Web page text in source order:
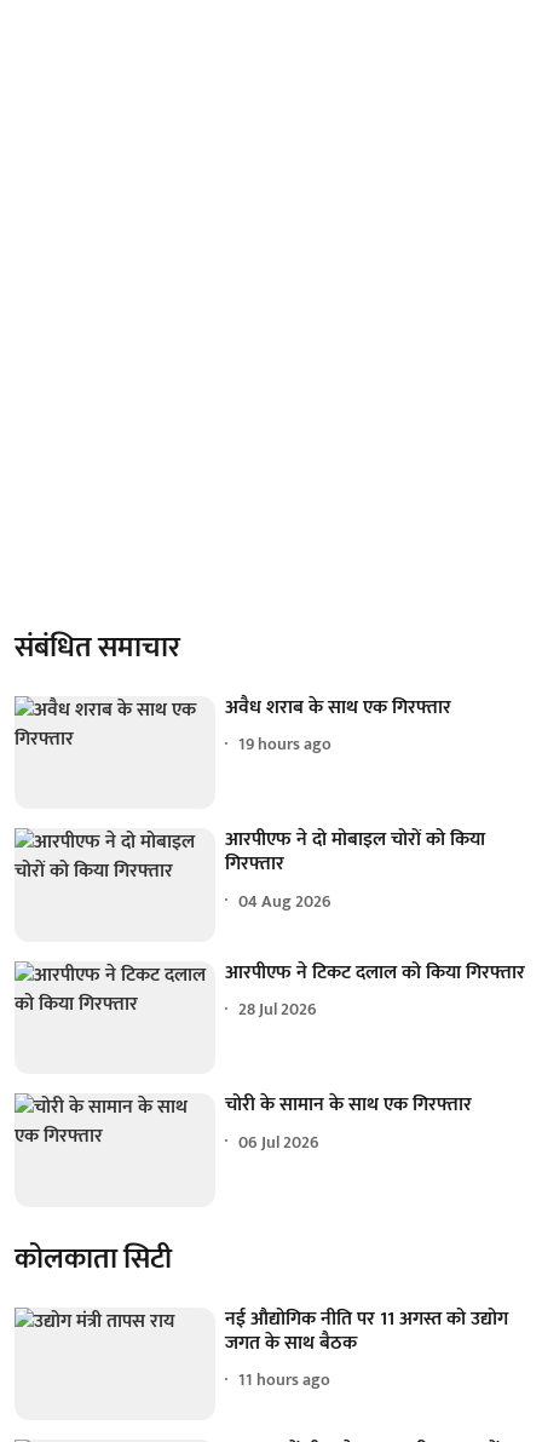
संबंधित समाचार
अवैध शराब के साथ एक गिरफ्तार
19 hours ago
आरपीएफ ने दो मोबाइल चोरों को किया
गिरफ्तार
04 Aug 2026
आरपीएफ ने टिकट दलाल को किया गिरफ्तार
28 Jul 2026
चोरी के सामान के साथ एक गिरफ्तार
06 Jul 2026
कोलकाता सिटी
नई औद्योगिक नीति पर 11 अगस्त को उद्योग
जगत के साथ बैठक
11 hours ago